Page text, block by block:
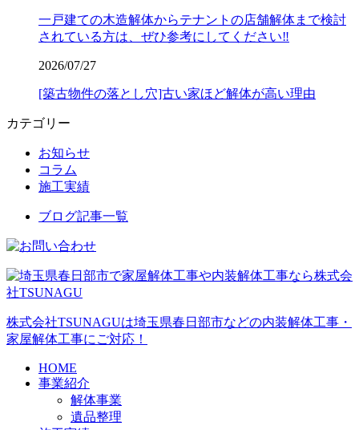
一戸建ての木造解体からテナントの店舗解体まで検討
されている方は、ぜひ参考にしてください‼️
2026/07/27
[築古物件の落とし穴]古い家ほど解体が高い理由
カテゴリー
お知らせ
コラム
施工実績
ブログ記事一覧
株式会社TSUNAGUは埼玉県春日部市などの内装解体工事・
家屋解体工事にご対応！
HOME
事業紹介
解体事業
遺品整理